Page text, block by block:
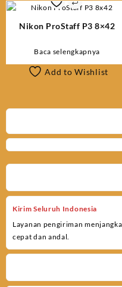
Nikon ProStaff P3 8×42
Baca selengkapnya
Add to Wishlist
Kirim Seluruh Indonesia
Layanan pengiriman
cepat dan andal.